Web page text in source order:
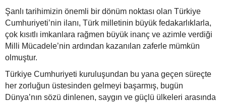
Şanlı tarihimizin önemli bir dönüm noktası olan Türkiye
Cumhuriyeti’nin ilanı, Türk milletinin büyük fedakarlıklarla,
çok kısıtlı imkanlara rağmen büyük inanç ve azimle verdiği
Milli Mücadele’nin ardından kazanılan zaferle mümkün
olmuştur.
Türkiye Cumhuriyeti kuruluşundan bu yana geçen süreçte
her zorluğun üstesinden gelmeyi başarmış, bugün
Dünya’nın sözü dinlenen, saygın ve güçlü ülkeleri arasında